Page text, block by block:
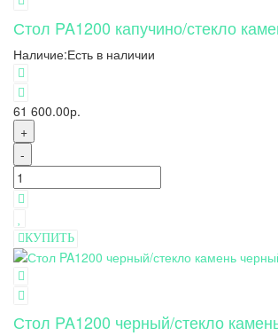
Стол PA1200 капучино/стекло
Наличие:Есть в наличии
61 600.00р.
+
-
КУПИТЬ
Стол PA1200 черный/стекло